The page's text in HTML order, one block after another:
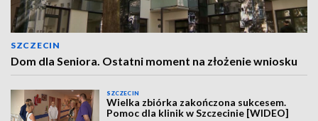
SZCZECIN
Dom dla Seniora. Ostatni moment na złożenie wniosku
SZCZECIN
Wielka zbiórka zakończona sukcesem.
Pomoc dla klinik w Szczecinie [WIDEO]